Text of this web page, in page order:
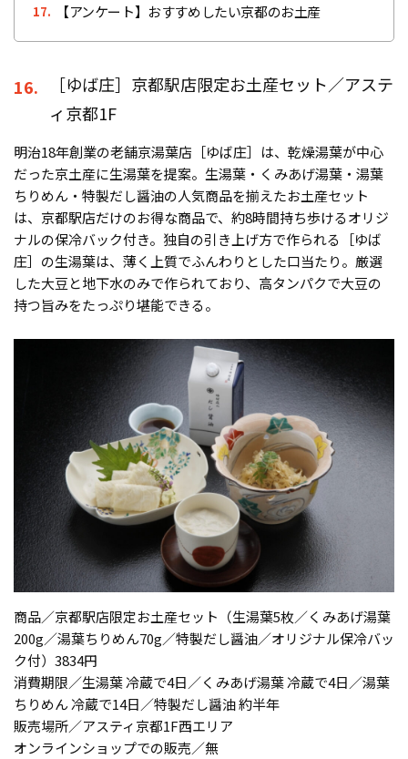
17. 【アンケート】おすすめしたい京都のお土産
16.
［ゆば庄］京都駅店限定お土産セット／アステ
ィ京都1F
明治18年創業の老舗京湯葉店［ゆば庄］は、乾燥湯葉が中心
だった京土産に生湯葉を提案。生湯葉・くみあげ湯葉・湯葉
ちりめん・特製だし醤油の人気商品を揃えたお土産セット
は、京都駅店だけのお得な商品で、約8時間持ち歩けるオリジ
ナルの保冷バック付き。独自の引き上げ方で作られる［ゆば
庄］の生湯葉は、薄く上質でふんわりとした口当たり。厳選
した大豆と地下水のみで作られており、高タンパクで大豆の
持つ旨みをたっぷり堪能できる。
商品／京都駅店限定お土産セット（生湯葉5枚／くみあげ湯葉
200g／湯葉ちりめん70g／特製だし醤油／オリジナル保冷バッ
ク付）3834円
消費期限／生湯葉 冷蔵で4日／くみあげ湯葉 冷蔵で4日／湯葉
ちりめん 冷蔵で14日／特製だし醤油 約半年
販売場所／アスティ京都1F西エリア
オンラインショップでの販売／無